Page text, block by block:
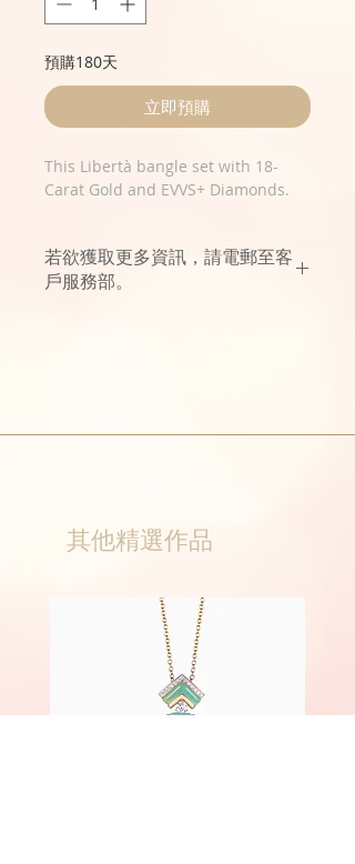
預購180天
立即預購
This Libertà bangle set with 18-
Carat Gold and EVVS+ Diamonds.
若欲獲取更多資訊，請電郵至客
戶服務部。
其他精選作品